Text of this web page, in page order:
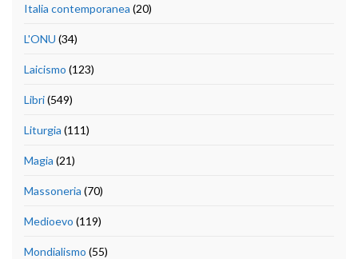
Italia contemporanea (20)
L'ONU (34)
Laicismo (123)
Libri(549)
Liturgia (111)
Magia (21)
Massoneria (70)
Medioevo (119)
Mondialismo (55)